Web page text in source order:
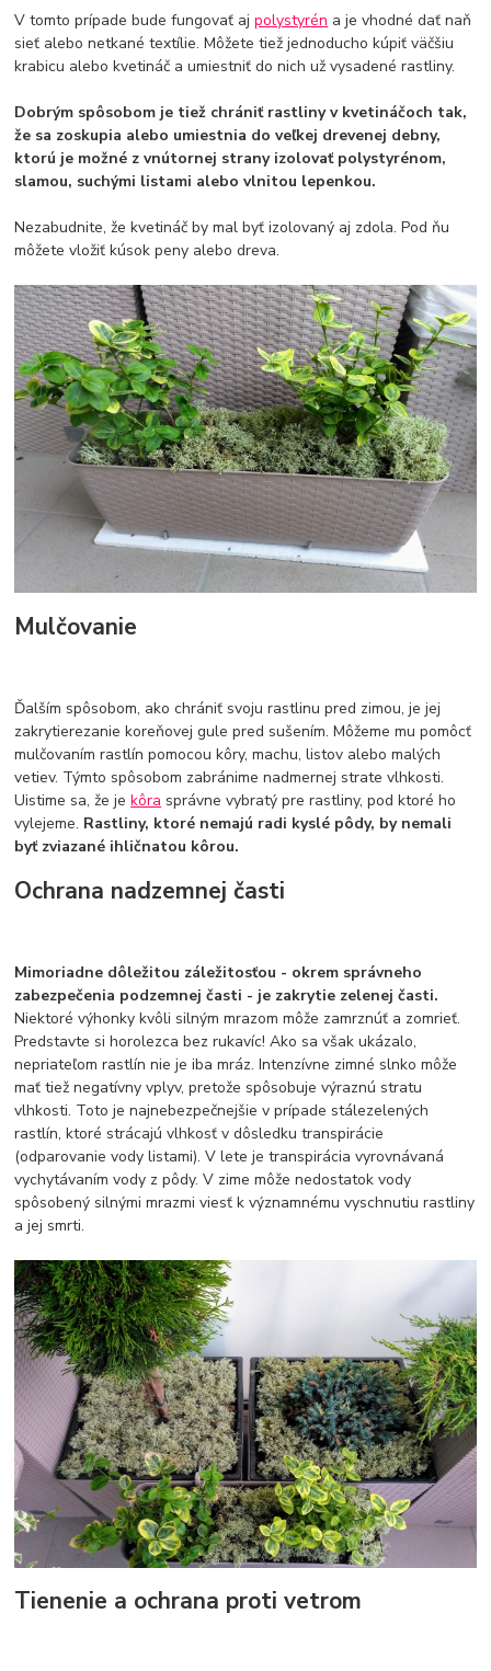
V tomto prípade bude fungovať ajpolystyrén a je vhodné dať naň
sieť alebo netkané textílie. Môžete tiež jednoducho kúpiť väčšiu
krabicu alebo kvetináč a umiestniť do nich už vysadené rastliny.
Dobrým spôsobom je tiež chrániť rastliny v kvetináčoch tak,
že sa zoskupia alebo umiestnia do veľkej drevenej debny,
ktorú je možné z vnútornej strany izolovať polystyrénom,
slamou, suchými listami alebo vlnitou lepenkou.
Nezabudnite, že kvetináč by mal byť izolovaný aj zdola. Pod ňu
môžete vložiť kúsok peny alebo dreva.
Mulčovanie
Ďalším spôsobom, ako chrániť svoju rastlinu pred zimou, je jej
zakrytierezanie koreňovej gule pred sušením. Môžeme mu pomôcť
mulčovaním rastlín pomocou kôry, machu, listov alebo malých
vetiev. Týmto spôsobom zabránime nadmernej strate vlhkosti.
Uistime sa, že jekôra správne vybratý pre rastliny, pod ktoré ho
vylejeme. Rastliny, ktoré nemajú radi kyslé pôdy, by nemali
byť zviazané ihličnatou kôrou.
Ochrana nadzemnej časti
Mimoriadne dôležitou záležitosťou - okrem správneho
zabezpečenia podzemnej časti - je zakrytie zelenej časti.
Niektoré výhonky kvôli silným mrazom môže zamrznúť a zomrieť.
Predstavte si horolezca bez rukavíc! Ako sa však ukázalo,
nepriateľom rastlín nie je iba mráz. Intenzívne zimné slnko môže
mať tiež negatívny vplyv, pretože spôsobuje výraznú stratu
vlhkosti. Toto je najnebezpečnejšie v prípade stálezelených
rastlín, ktoré strácajú vlhkosť v dôsledku transpirácie
(odparovanie vody listami). V lete je transpirácia vyrovnávaná
vychytávaním vody z pôdy. V zime môže nedostatok vody
spôsobený silnými mrazmi viesť k významnému vyschnutiu rastliny
a jej smrti.
Tienenie a ochrana proti vetrom